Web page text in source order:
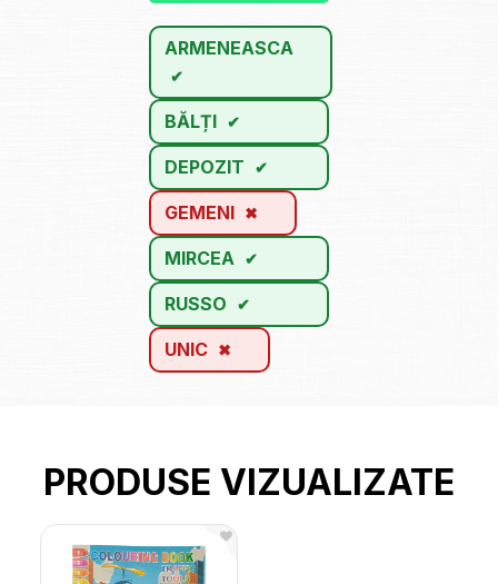
ARMENEASCA
BĂLȚI
DEPOZIT
GEMENI
MIRCEA
RUSSO
UNIC
PRODUSE VIZUALIZATE